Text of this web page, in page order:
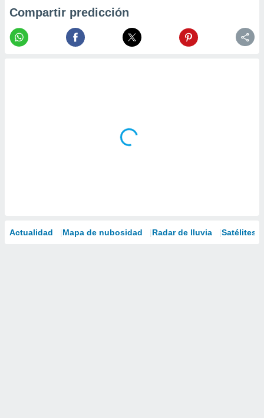
Compartir predicción
Actualidad Mapa de nubosidad Radar de lluvia Satélites